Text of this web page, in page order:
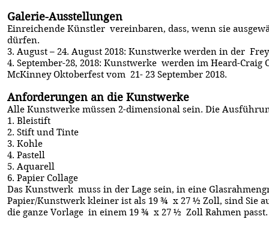
Galerie-Ausstellungen
Einreichende Künstler vereinbaren, dass, wenn sie
dürfen.
3. August – 24. August 2018: Kunstwerke werden in der
4. September-28, 2018: Kunstwerke werden im Heard-
McKinney Oktoberfest vom 21- 23 September 2018.
Anforderungen an die Kunstwerke
Alle Kunstwerke müssen 2-dimensional sein. Die
1. Bleistift
2. Stift und Tinte
3. Kohle
4. Pastell
5. Aquarell
6. Papier Collage
Das Kunstwerk muss in der Lage sein, in eine
Papier/Kunstwerk kleiner ist als 19 ¾ x 27 ½ Zoll, sind Sie
die ganze Vorlage in einem 19 ¾ x 27 ½ Zoll Rahmen passt.